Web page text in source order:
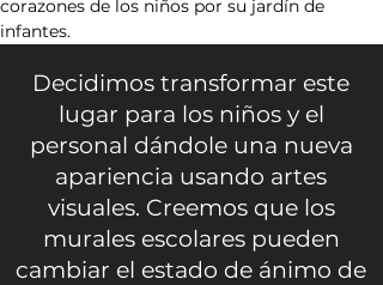
corazones de los niños por su jardín de
infantes.
Decidimos transformar este
lugar para los niños y el
personal dándole una nueva
apariencia usando artes
visuales. Creemos que los
murales escolares pueden
cambiar el estado de ánimo de